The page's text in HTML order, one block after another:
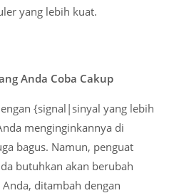
yang lebih kuat.
Anda Coba Cakup
{signal|sinyal yang lebih
menginginkannya di
bagus. Namun, penguat
butuhkan akan berubah
ditambah dengan